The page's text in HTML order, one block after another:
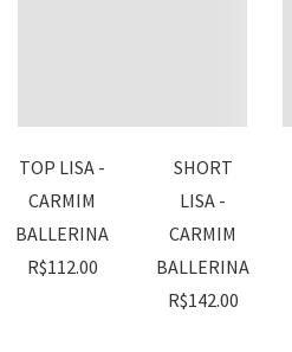
TOP LISA -
CARMIM
BALLERINA
R$112.00
SHORT
LISA -
CARMIM
BALLERINA
R$142.00